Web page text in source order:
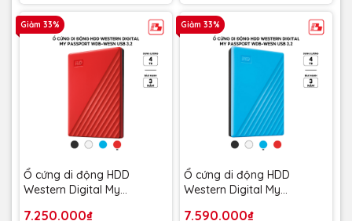
Giảm 33%
Ổ cứng di động HDD
Western Digital My
7.250.000₫
Giảm 33%
Ổ cứng di động HDD
Western Digital My
7.590.000₫